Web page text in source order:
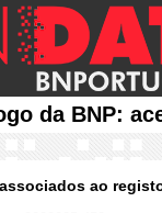
da BNP:
ao